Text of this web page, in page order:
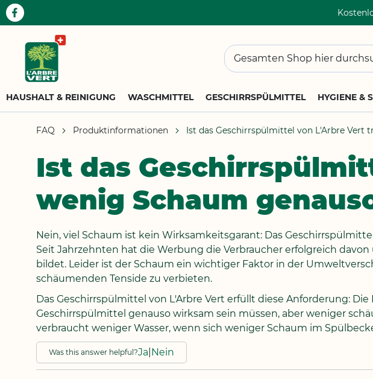
Suchen
HAUSHALT & REINIGUNG WASCHMITTEL GESCHIRRSPÜLMITTEL HYGIENE &
FAQ Produktinformationen Ist das Geschirrspülmittel von L'Arbre Vert
Ist das
wenig Schaum
Nein, viel Schaum ist kein Wirksamkeitsgarant: Das
Seit Jahrzehnten hat die Werbung die Verbraucher erfolgreich
bildet. Leider ist der Schaum ein wichtiger Faktor in der
schäumenden Tenside zu verbieten.
Das Geschirrspülmittel von L'Arbre Vert erfüllt diese Anforderung:
Geschirrspülmittel genauso wirksam sein müssen, aber weniger
verbraucht weniger Wasser, wenn sich weniger Schaum im
Was this answer helpful?Ja Nein